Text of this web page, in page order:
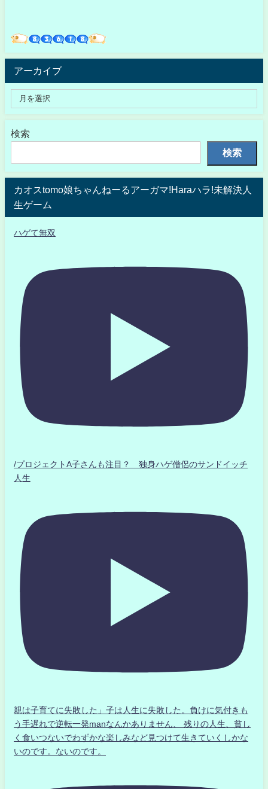
アーカイブ
検索
検索
カオスtomo娘ちゃんねーるアーガマ!Haraハラ!未解決人
生ゲーム
ハゲて無双
/プロジェクトA子さんも注目？ 独身ハゲ僧侶のサンドイッチ
人生
親は子育てに失敗した」子は人生に失敗した。負けに気付きも
う手遅れで逆転一発manなんかありません、 残りの人生、貧し
く食いつないでわずかな楽しみなど見つけて生きていくしかな
いのです。ないのです。